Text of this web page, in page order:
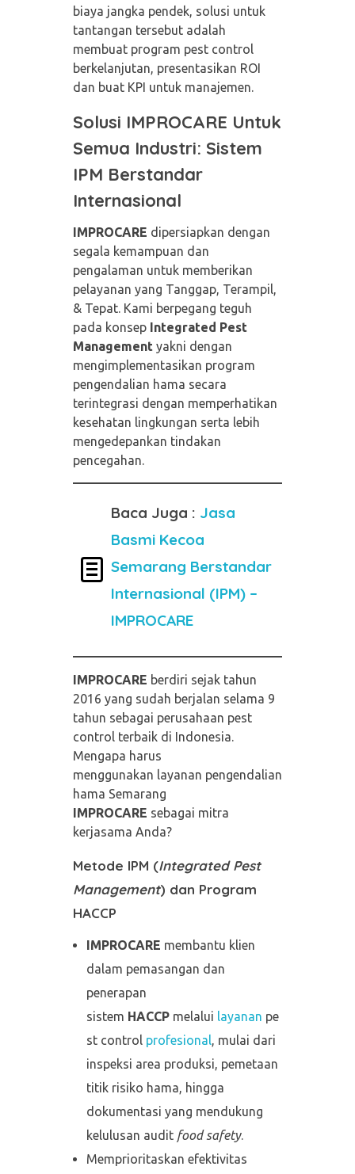
biaya jangka pendek, solusi untuk
tantangan tersebut adalah
membuat program pest control
berkelanjutan, presentasikan ROI
dan buat KPI untuk manajemen.
Solusi IMPROCARE Untuk
Semua Industri: Sistem
IPM Berstandar
Internasional
IMPROCARE dipersiapkan dengan
segala kemampuan dan
pengalaman untuk memberikan
pelayanan yang Tanggap, Terampil,
& Tepat. Kami berpegang teguh
pada konsep Integrated Pest
Management yakni dengan
mengimplementasikan program
pengendalian hama secara
terintegrasi dengan memperhatikan
kesehatan lingkungan serta lebih
mengedepankan tindakan
pencegahan.
Baca Juga : Jasa
Basmi Kecoa
Semarang Berstandar
Internasional (IPM) –
IMPROCARE
IMPROCARE berdiri sejak tahun
2016 yang sudah berjalan selama 9
tahun sebagai perusahaan pest
control terbaik di Indonesia.
Mengapa harus
menggunakan layanan pengendalian
hama Semarang
IMPROCARE sebagai mitra
kerjasama Anda?
Metode IPM (Integrated Pest
Management) dan Program
HACCP
IMPROCARE membantu klien
dalam pemasangan dan
penerapan
sistem HACCP melalui layanan pe
st control profesional, mulai dari
inspeksi area produksi, pemetaan
titik risiko hama, hingga
dokumentasi yang mendukung
kelulusan audit food safety.
Memprioritaskan efektivitas